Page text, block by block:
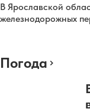
В Ярославской
железнодорожных
Погода